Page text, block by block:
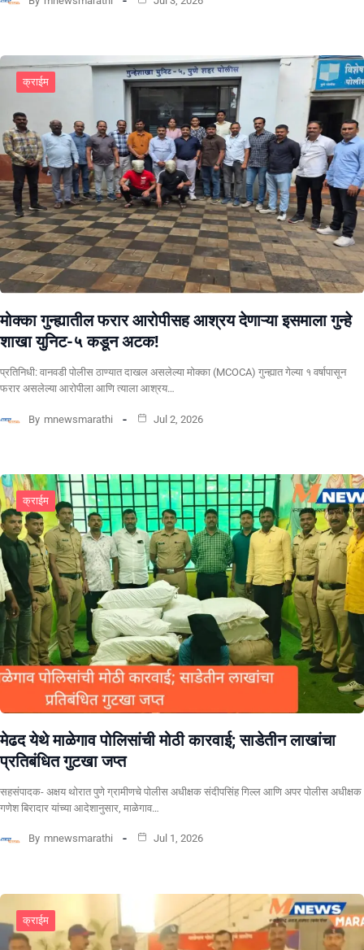
क्राईम
मोक्का गुन्ह्यातील फरार आरोपीसह आश्रय देणाऱ्या इसमाला गुन्हे
शाखा युनिट-५ कडून अटक!
प्रतिनिधी: वानवडी पोलीस ठाण्यात दाखल असलेल्या मोक्का (MCOCA) गुन्ह्यात गेल्या १ वर्षापासून
फरार असलेल्या आरोपीला आणि त्याला आश्रय…
By mnewsmarathi Jul 2, 2026
क्राईम
​मेढद येथे माळेगाव पोलिसांची मोठी कारवाई; साडेतीन लाखांचा
प्रतिबंधित गुटखा जप्त
सहसंपादक- अक्षय थोरात पुणे ग्रामीणचे पोलीस अधीक्षक संदीपसिंह गिल्ल आणि अपर पोलीस अधीक्षक
गणेश बिरादार यांच्या आदेशानुसार, माळेगाव…
By mnewsmarathi Jul 1, 2026
क्राईम